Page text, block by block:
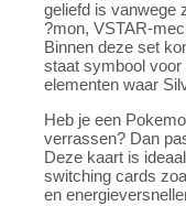
geliefd is vanwege
?mon, VSTAR-
Binnen deze set
staat symbool
elementen waar
Heb je een
verrassen? Dan
Deze kaart is
switching cards
en